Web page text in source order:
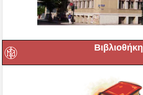
Βιβλιοθήκη